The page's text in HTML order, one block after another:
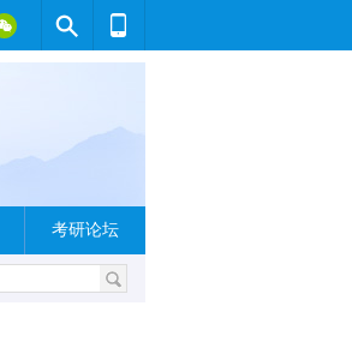
考研论坛